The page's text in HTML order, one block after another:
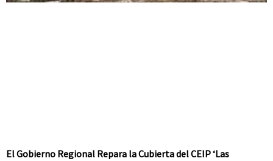
El Gobierno Regional Repara la Cubierta del CEIP ‘Las